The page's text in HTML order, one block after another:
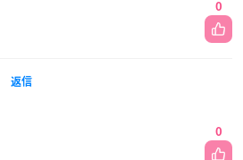
0
返信
0